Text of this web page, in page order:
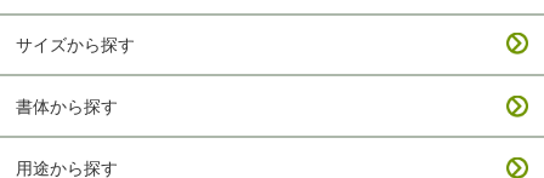
サイズから探す
書体から探す
用途から探す